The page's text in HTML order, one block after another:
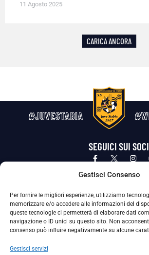
Gestisci Consenso
Per fornire le migliori esperienze, utilizziamo
memorizzare e/o accedere alle informazioni del
queste tecnologie ci permetterà di elaborare dati
navigazione o ID unici su questo sito. Non
consenso può influire negativamente su alcune
Gestisci servizi
11 Agosto 2025
CARICA ANCORA
#JUVESTABIA
SEGUICI SUI
Privacy Policy Cookie Policy
La Società ha nominato il Responsabile della Protezione dei Dati Personali (DPO),
adottate dalla nostra Società per tutelare i Suoi dati
Per contattare il DPO può scrivere a